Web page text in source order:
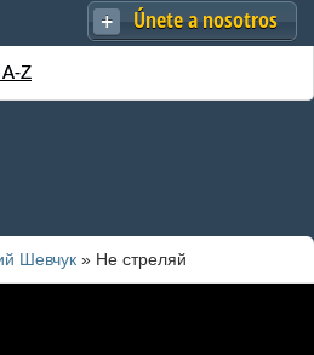
Únete a nosotros
Z
Шевчук » Не стреляй